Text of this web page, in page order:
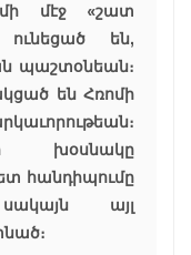
մէջ «շատ
ունեցած են,
պաշտօնեան։
են Հռոմի
խօսնակը
հանդիպումը
այլ